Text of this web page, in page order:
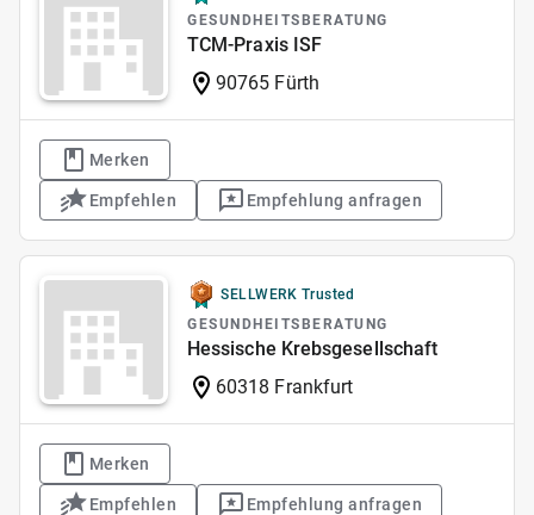
GESUNDHEITSBERATUNG
TCM-Praxis ISF
90765 Fürth
Merken
Empfehlen Empfehlung anfragen
SELLWERK Trusted
GESUNDHEITSBERATUNG
Hessische Krebsgesellschaft
60318 Frankfurt
Merken
Empfehlen Empfehlung anfragen